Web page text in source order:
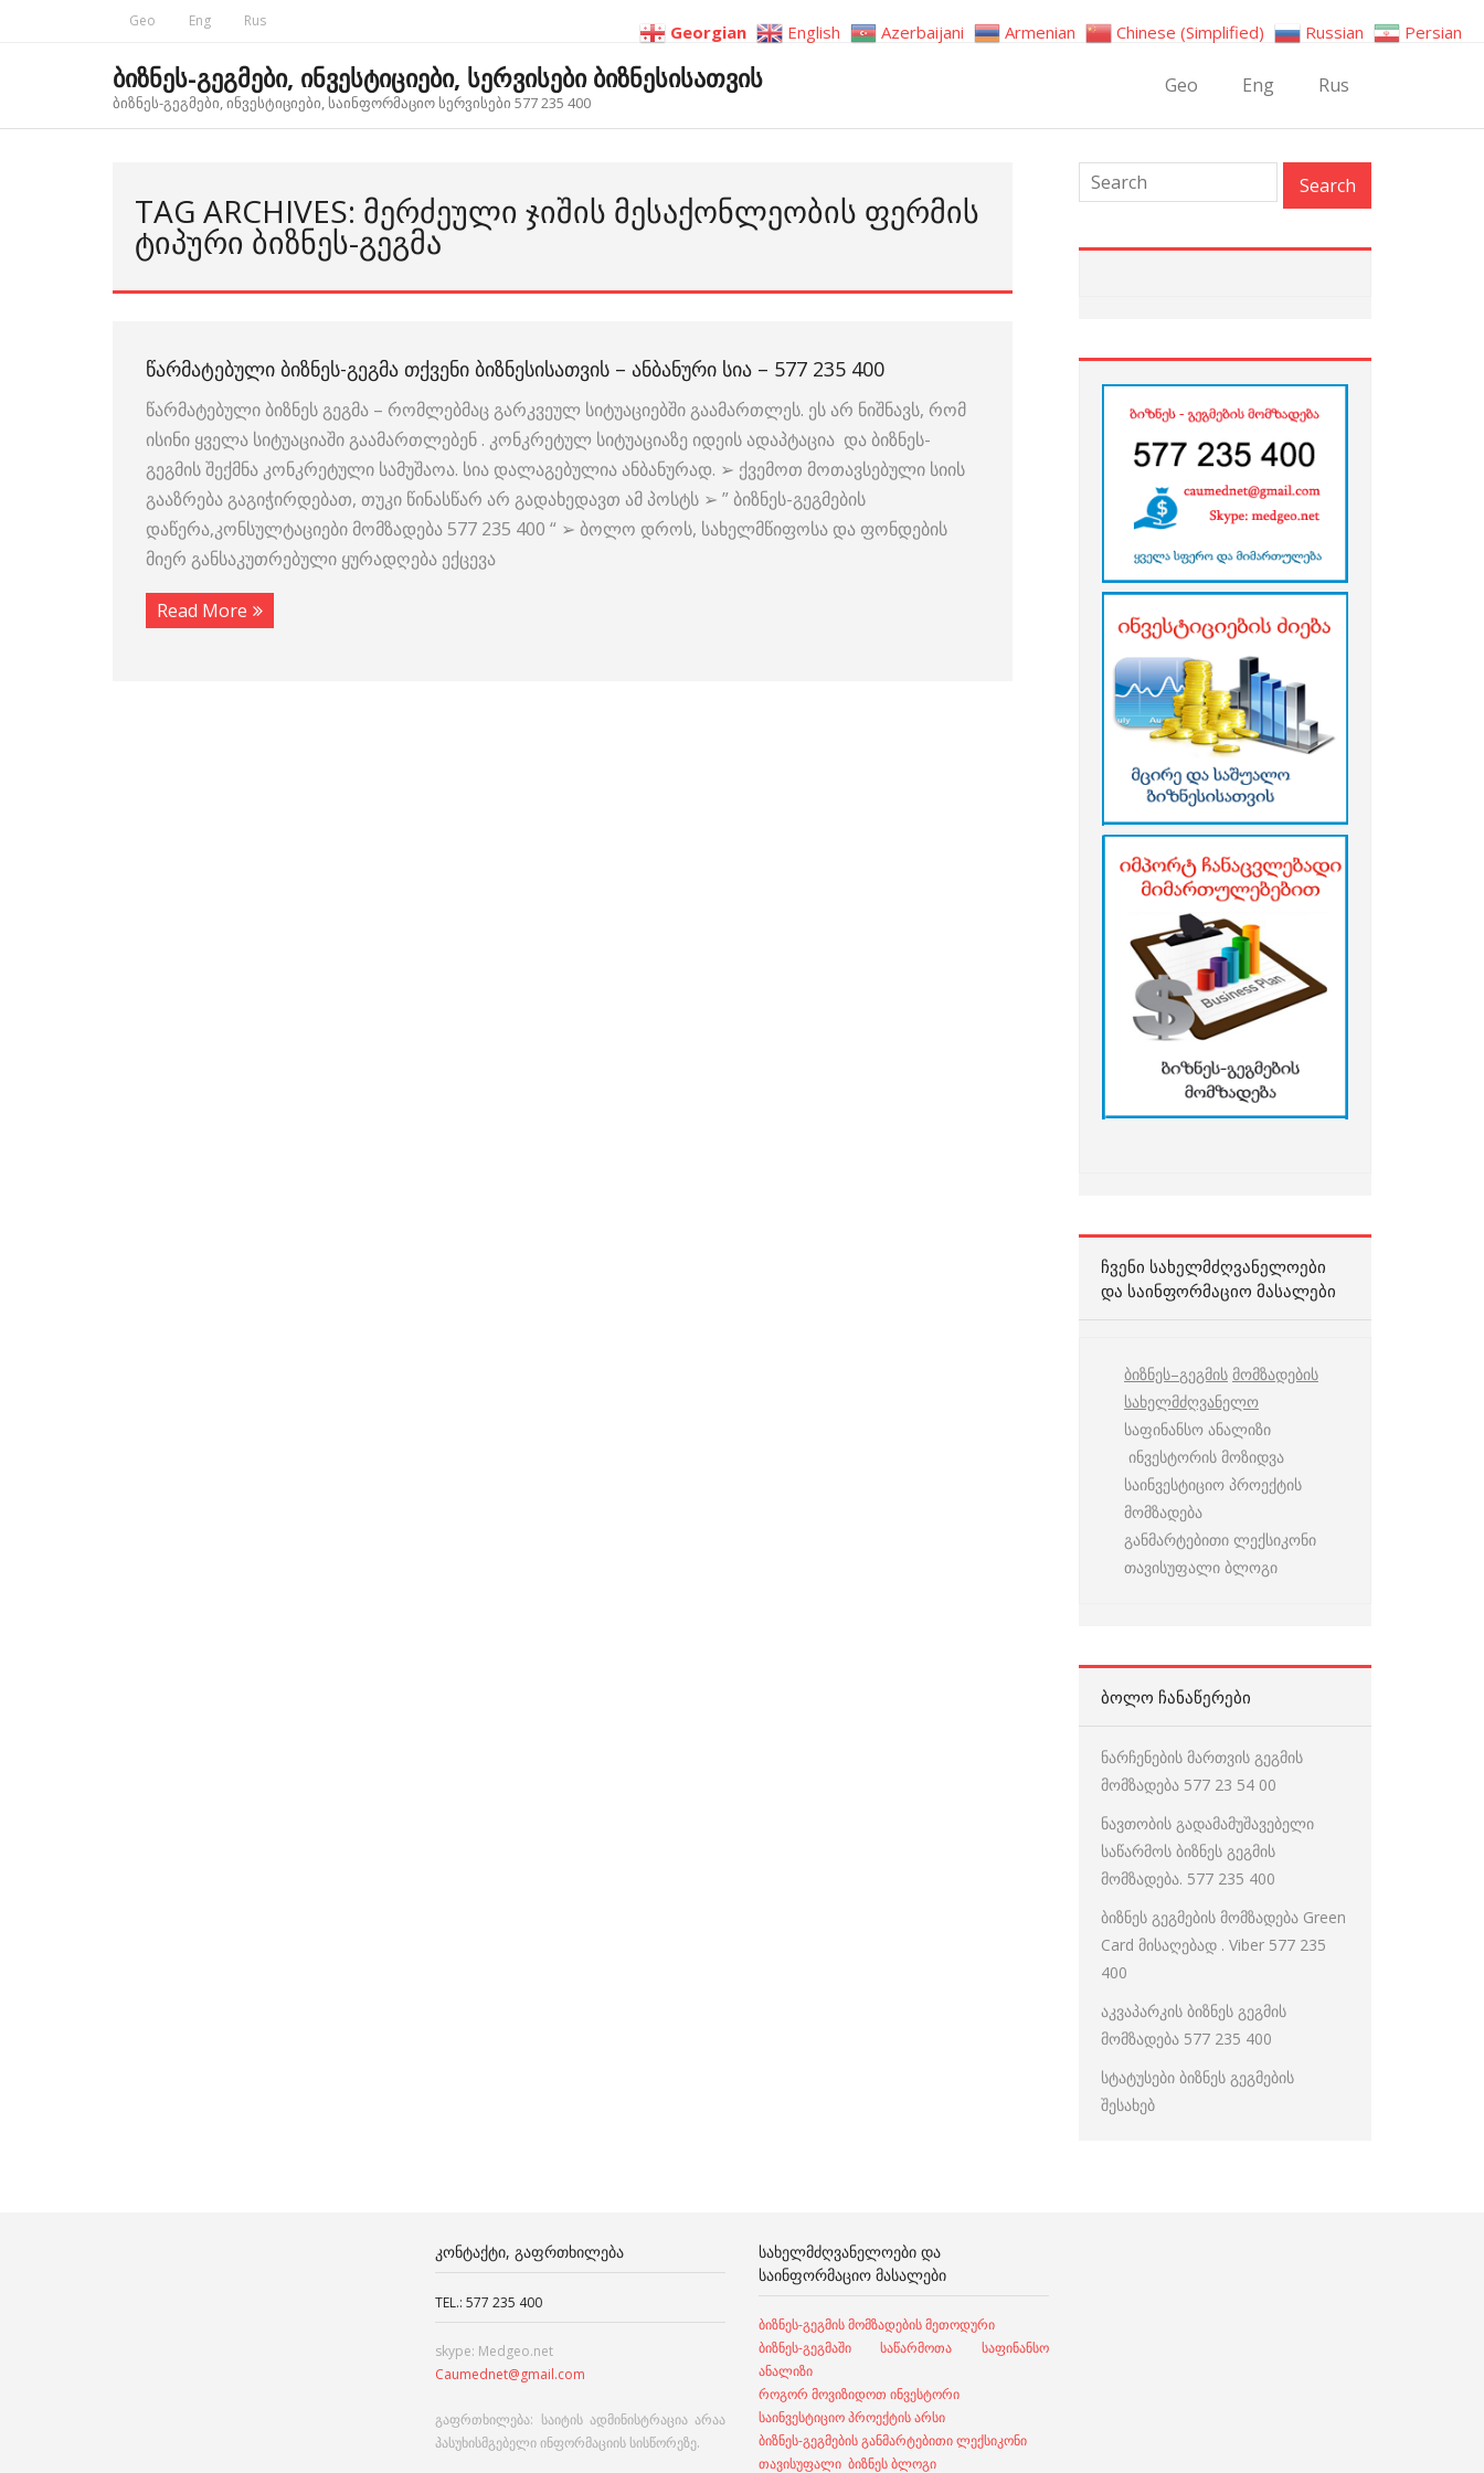
Geo Eng Rus
ბიზნეს-გეგმები, ინვესტიციები, სერვისები ბიზნესისათვის
ბიზნეს-გეგმები, ინვესტიციები, საინფორმაციო სერვისები 577 235 400
Geo Eng Rus
TAG ARCHIVES: ᲛᲔᲠᲫᲔᲣᲚᲘ ᲯᲘᲨᲘᲡ ᲛᲔᲡᲐᲥᲝᲜᲚᲔᲝᲑᲘᲡ ᲤᲔᲠᲛᲘᲡ
ᲢᲘᲞᲣᲠᲘ ᲑᲘᲖᲜᲔᲡ-ᲒᲔᲒᲛᲐ
ᲬᲐᲠᲛᲐᲢᲔᲑᲣᲚᲘ ᲑᲘᲖᲜᲔᲡ-ᲒᲔᲒᲛᲐ ᲗᲥᲕᲔᲜᲘ ᲑᲘᲖᲜᲔᲡᲘᲡᲐᲗᲕᲘᲡ – ᲐᲜᲑᲐᲜᲣᲠᲘ ᲡᲘᲐ – 577 235 400
წარმატებული ბიზნეს გეგმა – რომლებმაც გარკვეულ სიტუაციებში გაამართლეს. ეს არ ნიშნავს, რომ
ისინი ყველა სიტუაციაში გაამართლებენ . კონკრეტულ სიტუაციაზე იდეის ადაპტაცია და ბიზნეს-
გეგმის შექმნა კონკრეტული სამუშაოა. სია დალაგებულია ანბანურად. ➢ ქვემოთ მოთავსებული სიის
გააზრება გაგიჭირდებათ, თუკი წინასწარ არ გადახედავთ ამ პოსტს ➢ ” ბიზნეს-გეგმების
დაწერა,კონსულტაციები მომზადება 577 235 400 “ ➢ ბოლო დროს, სახელმწიფოსა და ფონდების
მიერ განსაკუთრებული ყურადღება ექცევა
Read More
ᲩᲕᲔᲜᲘ ᲡᲐᲮᲔᲚᲛᲫᲦᲕᲐᲜᲔᲚᲝᲔᲑᲘ
ᲓᲐ ᲡᲐᲘᲜᲤᲝᲠᲛᲐᲪᲘᲝ ᲛᲐᲡᲐᲚᲔᲑᲘ
ბიზნეს–გეგმის მომზადების
სახელმძღვანელო
საფინანსო ანალიზი
ინვესტორის მოზიდვა
საინვესტიციო პროექტის
მომზადება
განმარტებითი ლექსიკონი
თავისუფალი ბლოგი
ᲑᲝᲚᲝ ᲩᲐᲜᲐᲬᲔᲠᲔᲑᲘ
ნარჩენების მართვის გეგმის
მომზადება 577 23 54 00
ნავთობის გადამამუშავებელი
საწარმოს ბიზნეს გეგმის
მომზადება. 577 235 400
ბიზნეს გეგმების მომზადება Green
Card მისაღებად . Viber 577 235
400
აკვაპარკის ბიზნეს გეგმის
მომზადება 577 235 400
სტატუსები ბიზნეს გეგმების
შესახებ
ᲙᲝᲜᲢᲐᲥᲢᲘ, ᲒᲐᲤᲠᲗᲮᲘᲚᲔᲑᲐ
TEL.: 577 235 400
skype: Medgeo.net
Caumednet@gmail.com
გაფრთხილება: საიტის ადმინისტრაცია არაა
პასუხისმგებელი ინფორმაციის სისწორეზე.
ᲡᲐᲮᲔᲚᲛᲫᲦᲕᲐᲜᲔᲚᲝᲔᲑᲘ ᲓᲐ
ᲡᲐᲘᲜᲤᲝᲠᲛᲐᲪᲘᲝ ᲛᲐᲡᲐᲚᲔᲑᲘ
ბიზნეს-გეგმის მომზადების მეთოდური
ბიზნეს-გეგმაში საწარმოთა საფინანსო
ანალიზი
როგორ მოვიზიდოთ ინვესტორი
საინვესტიციო პროექტის არსი
ბიზნეს-გეგმების განმარტებითი ლექსიკონი
თავისუფალი ბიზნეს ბლოგი
Georgian English Azerbaijani Armenian Chinese (Simplified) Russian Persian